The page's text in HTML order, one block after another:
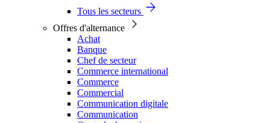
Tous les secteurs
Offres d'alternance
Achat
Banque
Chef de secteur
Commerce international
Commerce
Commercial
Communication digitale
Communication